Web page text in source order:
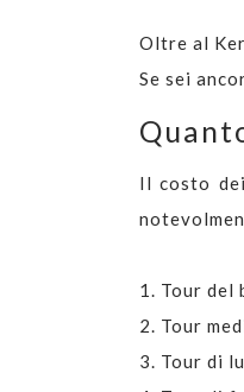
Oltre al
Se sei
Il costo
1. Tour del
2. Tour
3. Tour di